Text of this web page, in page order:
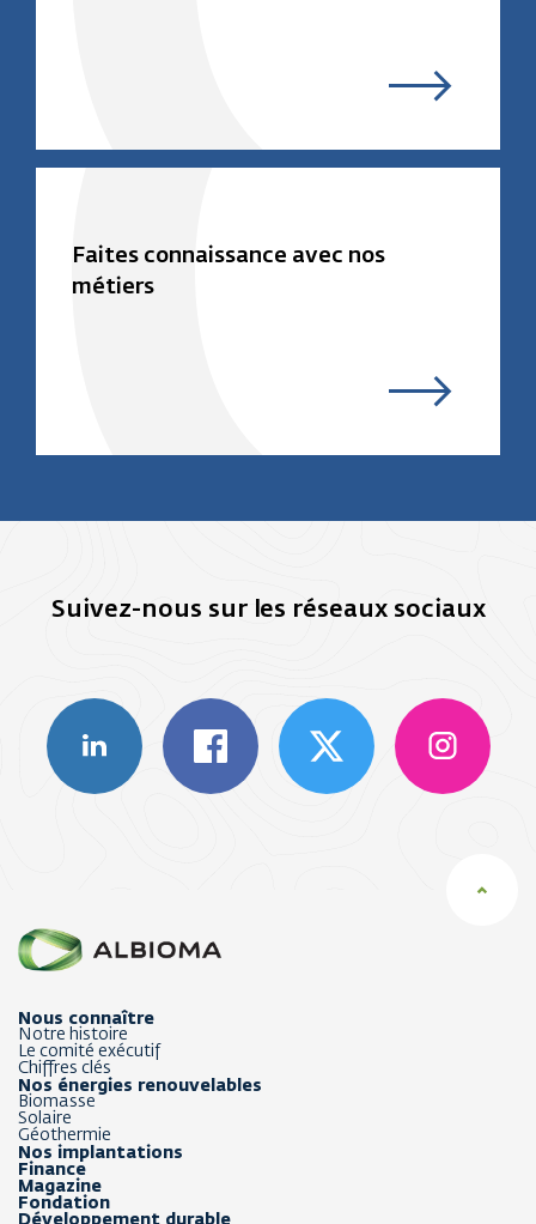
Faites connaissance avec nos
métiers
Suivez-nous sur les réseaux sociaux
Nous connaître
Notre histoire
Le comité exécutif
Chiffres clés
Nos énergies renouvelables
Biomasse
Solaire
Géothermie
Nos implantations
Finance
Magazine
Fondation
Développement durable